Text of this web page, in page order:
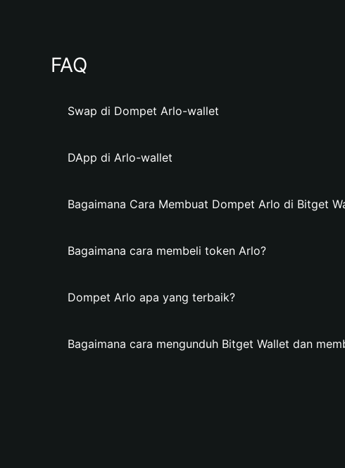
FAQ
Swap di Dompet Arlo-wallet
DApp di Arlo-wallet
Bagaimana Cara Membuat Dompet Arlo di Bitget
Bagaimana cara membeli token Arlo?
Dompet Arlo apa yang terbaik?
Bagaimana cara mengunduh Bitget Wallet dan